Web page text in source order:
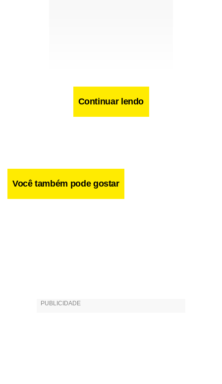
Facebook
WhatsApp
LinkedIn
Twitter
X Telegram
Share
Continuar lendo
Você também pode gostar